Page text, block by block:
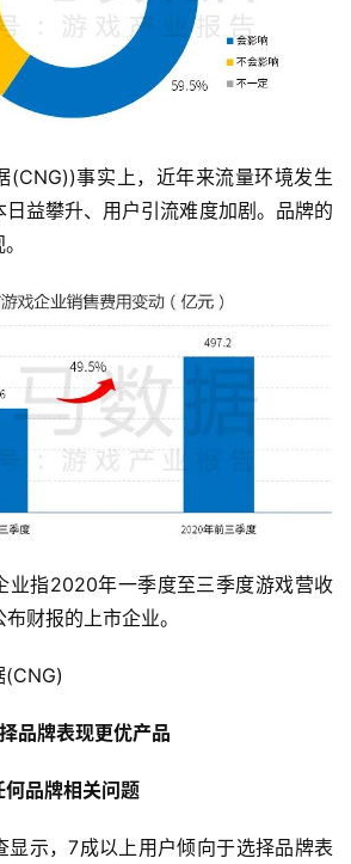
(CNG))事实上，近年来流量环境发生
益攀升、用户引流难度加剧。品牌的
业指2020年一季度至三季度游戏营收
财报的上市企业。
(CNG)
品牌表现更优产品
品牌相关问题
显示，7成以上用户倾向于选择品牌表